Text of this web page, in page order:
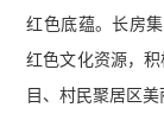
红色底蕴。长房
红色文化资源，
目、村民聚居区美